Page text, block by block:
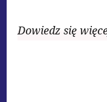
Dowiedz się